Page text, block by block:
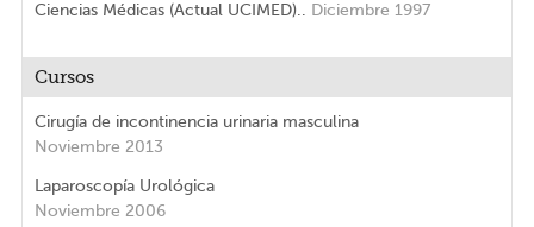
Ciencias Médicas (Actual UCIMED).. Diciembre 1997
Cursos
Cirugía de incontinencia urinaria masculina
Noviembre 2013
Laparoscopía Urológica
Noviembre 2006